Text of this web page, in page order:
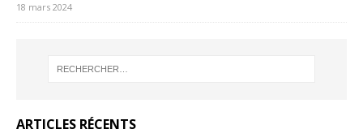
18 mars 2024
ARTICLES RÉCENTS